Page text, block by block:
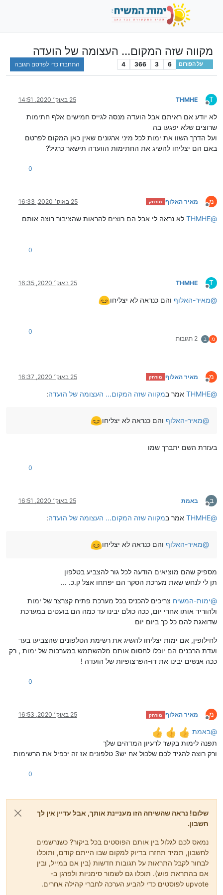
מקווה שזה המקום... העצומה של הועדה
על הפורום 6
3
366
4 התחברו כדי לפרסם תגובה
T
מנותק
THMHE 25 באוק׳ 2020, 14:51
לא יודע אם ראיתם אבל הועדה מנסה לגייס חמישים אלף חתימות
שרוצים שלא יפגעו בה
ועל הדרך השוו את ימות לכל מיני ארגונים שאין כאן המקום לפרטם
באם הם יצליחו להשיג את החתימות הוועדה תישאר כרגיל?
0
מ
מנותק
מאיר האלוף מורחק 25 באוק׳ 2020, 16:33
@
THMHE לא נראה לי אבל הם רוצים להראות שהציבור רוצה אותם
0
T
מנותק
THMHE 25 באוק׳ 2020, 16:35
@מאיר-האלוף והם כנראה לא יצליחו
מ ב 2 תגובות
0
מ
מנותק
מאיר האלוף מורחק 25 באוק׳ 2020, 16:37
@
THMHE אמר במקווה שזה המקום... העצומה של הועדה:
@מאיר-האלוף והם כנראה לא יצליחו
בעזרת השם יתברך שמו
0
ב
מנותק
באמת 25 באוק׳ 2020, 16:51
@
THMHE אמר במקווה שזה המקום... העצומה של הועדה:
@מאיר-האלוף והם כנראה לא יצליחו
מספיק שהם מוציאים הודעה לכל גור להצביע בטלפון
תן לי לנחש שאת מערכת הסקר הם יפתחו אצל ק.כ. ...
@ימות-המשיח צריכים להכניס בכל מערכת פתיח קצרצר של ימות
ולהוריד אותו אחרי יום, ככה כולם יבינו עד כמה הם בועטים במערכת
שדואגת להם כל כך ביום יום
לחילופין, אם ימות יצליחו להשיג את רשימת הטלפונים שהצביעו בעד
ועדת הרבנים הם יוכלו לחסום אותם מלהשתמש במערכות של ימות , רק
ככה אנשים יבינו את דו-הפרצופיות של הועדה !
0
מ
מנותק
מאיר האלוף מורחק 25 באוק׳ 2020, 16:53
@באמת
תפנה לימות בקשר לרעיון המדהים שלך
ורק רוצה להגיד לכם שלכול אח יש3 טלפונים אז זה יכפיל את הרשימות
0
שלום! נראה שהשיחה הזו מעניינת אותך, אבל עדיין אין לך
חשבון.
נמאס לכם לגלול בין אותם הפוסטים בכל ביקור? כשנרשמים
לחשבון, תמיד תחזרו בדיוק למקום שבו הייתם קודם, ותוכלו
לבחור לקבל התראות על תגובות חדשות (בין אם במייל, ובין
אם בהתראת פוש). תוכלו גם לשמור סימניות ולפרגן ב-
upvote לפוסטים כדי להביע הערכה לחברי קהילה אחרים.